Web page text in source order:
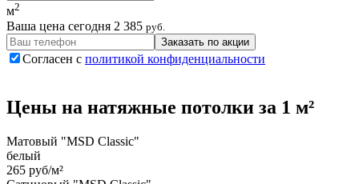
м2
Ваша цена сегодня 2 385 руб.
Заказать по акции
Согласен с политикой конфиденциальности
Цены на натяжные потолки за 1 м²
Матовый "MSD Classic"
белый
265 руб/м²